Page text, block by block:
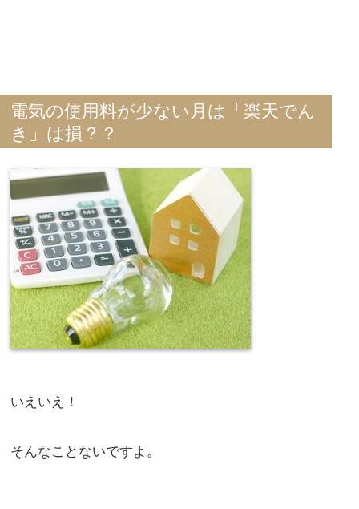
電気の使用料が少ない月は「楽天でん
き」は損？？
いえいえ！
そんなことないですよ。